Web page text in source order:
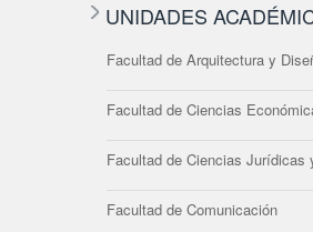
UNIDADES
Facultad de Arquitectura y
Facultad de Ciencias
Facultad de Ciencias Jurídicas
Facultad de Comunicación